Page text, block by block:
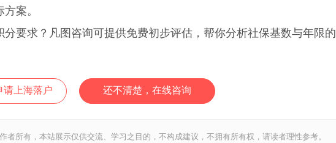
案。
求？凡图咨询可提供免费初步评估，帮你分析社保基数与年限的
请上海落户 还不清楚，在线咨询
者所有，本站展示仅供交流、学习之目的，不构成建议，不拥有所有权，请读者理性参考。